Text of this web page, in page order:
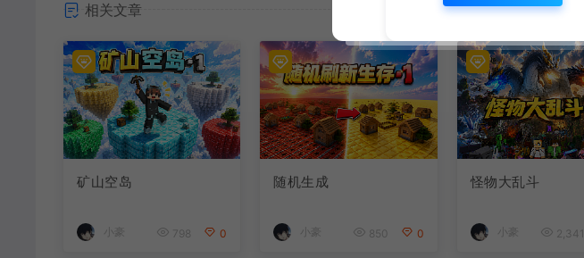
相关文章
矿山空岛
小豪 798 0
随机生成
小豪 850 0
怪物大乱斗
小豪 2,341